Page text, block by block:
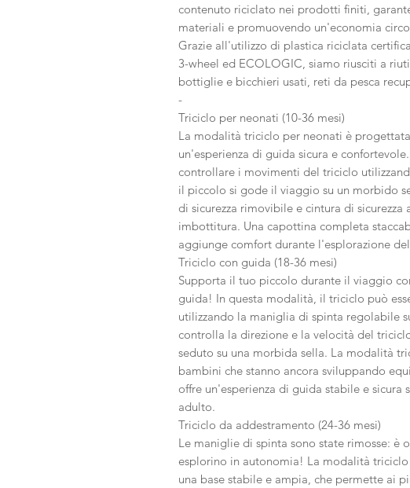
contenuto riciclato nei prodotti finiti,
materiali e promuovendo un'economia
Grazie all'utilizzo di plastica riciclata
3-wheel ed ECOLOGIC, siamo riusciti a
bottiglie e bicchieri usati, reti da pesca
-
Triciclo per neonati (10-36 mesi)
La modalità triciclo per neonati è
un'esperienza di guida sicura e
controllare i movimenti del triciclo
il piccolo si gode il viaggio su un morbido
di sicurezza rimovibile e cintura di
imbottitura. Una capottina completa
aggiunge comfort durante l'esplorazione
Triciclo con guida (18-36 mesi)
Supporta il tuo piccolo durante il viaggio
guida! In questa modalità, il triciclo può
utilizzando la maniglia di spinta regolabile
controlla la direzione e la velocità del
seduto su una morbida sella. La modalità
bambini che stanno ancora sviluppando
offre un'esperienza di guida stabile e sicura
adulto.
Triciclo da addestramento (24-36 mesi)
Le maniglie di spinta sono state rimosse: è
esplorino in autonomia! La modalità
una base stabile e ampia, che permette ai